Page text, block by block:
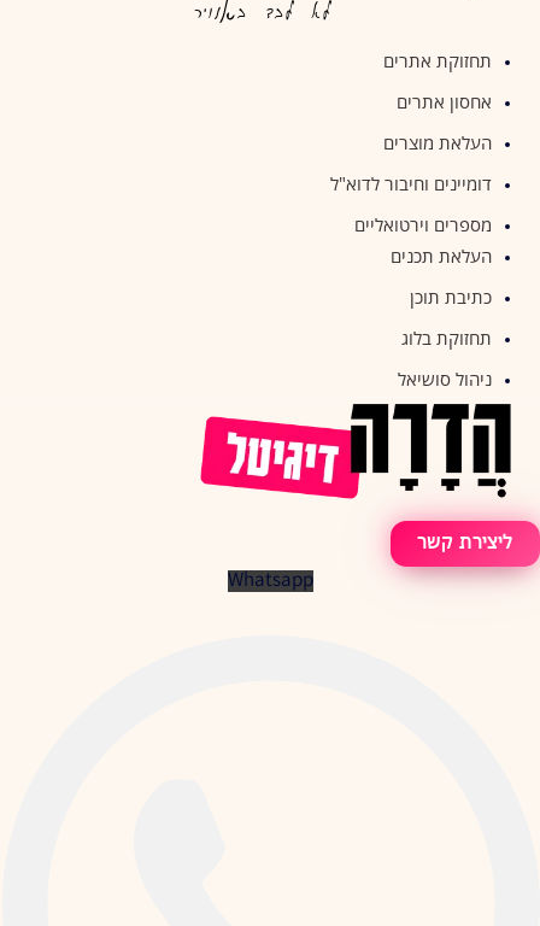
לא לבד באוויר
תחזוקת אתרים
אחסון אתרים
העלאת מוצרים
דומיינים וחיבור לדוא"ל
מספרים וירטואליים
העלאת תכנים
כתיבת תוכן
תחזוקת בלוג
ניהול סושיאל
ליצירת קשר
Whatsapp